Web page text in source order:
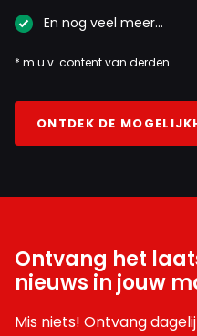
En nog veel meer…
* m.u.v. content van derden
ONTDEK DE
Ontvang het
nieuws in jouw
Mis niets! Ontvang